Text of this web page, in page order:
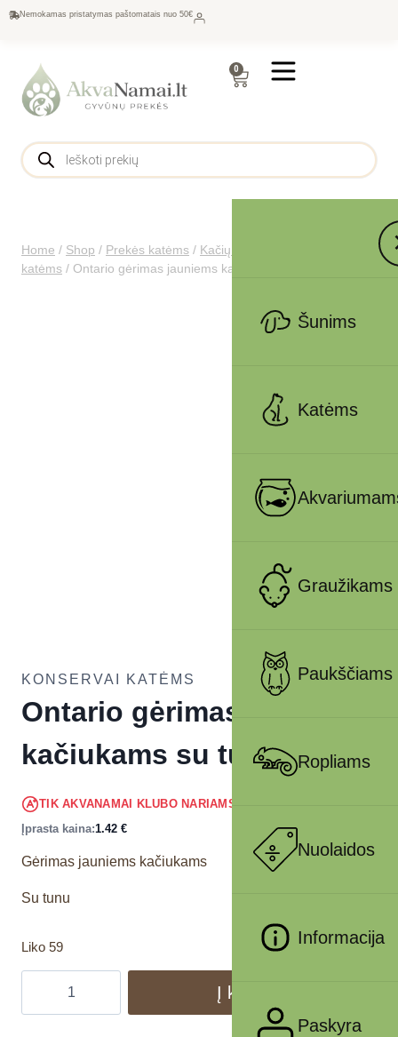
Nemokamas pristatymas paštomatais nuo 50€
0
Šunims
Katėms
Graužikams
Paukščiams
Ropliams
Nuolaidos
Informacija
Paskyra
Home / Shop / Prekės katėms / Kačių maistas
katėms / Ontario gėrimas jauniems kačiukams su tunu, 135 g
KONSERVAI KATĖMS
Ontario gėrimas jauniems
kačiukams su tunu, 135 g
TIK AKVANAMAI KLUBO NARIAMS
Įprasta kaina:1.42 €
Gėrimas jauniems kačiukams
Su tunu
Liko 59
Į krepšelį